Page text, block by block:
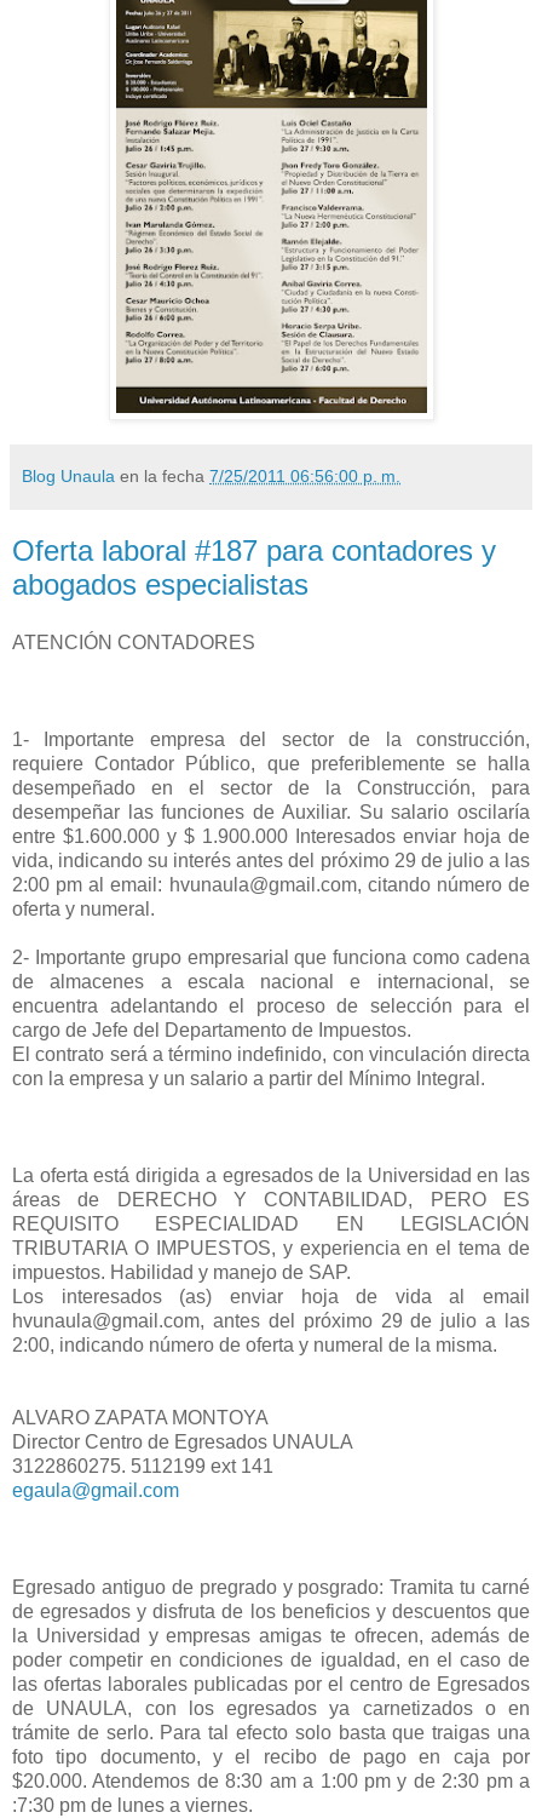
Blog Unaula en la fecha 7/25/2011 06:56:00 p. m.
Oferta laboral #187 para contadores y
abogados especialistas
ATENCIÓN CONTADORES
1- Importante empresa del sector de la construcción,
requiere Contador Público, que preferiblemente se halla
desempeñado en el sector de la Construcción, para
desempeñar las funciones de Auxiliar. Su salario oscilaría
entre $1.600.000 y $ 1.900.000 Interesados enviar hoja de
vida, indicando su interés antes del próximo 29 de julio a las
2:00 pm al email: hvunaula@gmail.com, citando número de
oferta y numeral.
2- Importante grupo empresarial que funciona como cadena
de almacenes a escala nacional e internacional, se
encuentra adelantando el proceso de selección para el
cargo de Jefe del Departamento de Impuestos.
El contrato será a término indefinido, con vinculación directa
con la empresa y un salario a partir del Mínimo Integral.
La oferta está dirigida a egresados de la Universidad en las
áreas de DERECHO Y CONTABILIDAD, PERO ES
REQUISITO ESPECIALIDAD EN LEGISLACIÓN
TRIBUTARIA O IMPUESTOS, y experiencia en el tema de
impuestos. Habilidad y manejo de SAP.
Los interesados (as) enviar hoja de vida al email
hvunaula@gmail.com, antes del próximo 29 de julio a las
2:00, indicando número de oferta y numeral de la misma.
ALVARO ZAPATA MONTOYA
Director Centro de Egresados UNAULA
3122860275. 5112199 ext 141
egaula@gmail.com
Egresado antiguo de pregrado y posgrado: Tramita tu carné
de egresados y disfruta de los beneficios y descuentos que
la Universidad y empresas amigas te ofrecen, además de
poder competir en condiciones de igualdad, en el caso de
las ofertas laborales publicadas por el centro de Egresados
de UNAULA, con los egresados ya carnetizados o en
trámite de serlo. Para tal efecto solo basta que traigas una
foto tipo documento, y el recibo de pago en caja por
$20.000. Atendemos de 8:30 am a 1:00 pm y de 2:30 pm a
:7:30 pm de lunes a viernes.